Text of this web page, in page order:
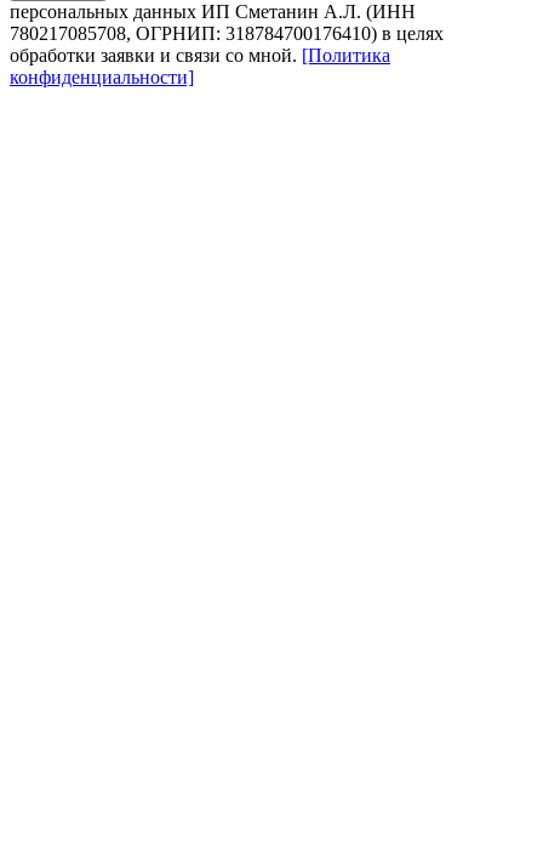
персональных данных ИП Сметанин А.Л. (ИНН
780217085708, ОГРНИП: 318784700176410) в целях
обработки заявки и связи со мной. [Политика
конфиденциальности]